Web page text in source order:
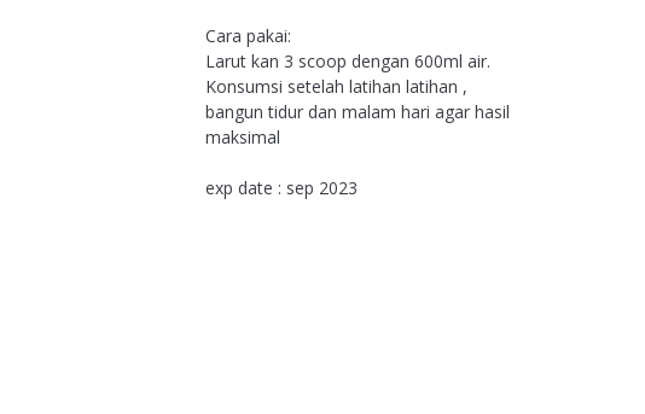
Cara pakai:
Larut kan 3 scoop dengan 600ml air.
Konsumsi setelah latihan latihan ,
bangun tidur dan malam hari agar hasil
maksimal
exp date : sep 2023